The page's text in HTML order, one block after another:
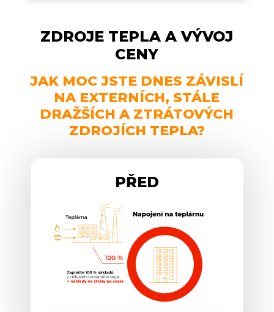
ZDROJE TEPLA A VÝVOJ
CENY
JAK MOC JSTE DNES ZÁVISLÍ
NA EXTERNÍCH, STÁLE
DRAŽŠÍCH A ZTRÁTOVÝCH
ZDROJÍCH TEPLA?
PŘED